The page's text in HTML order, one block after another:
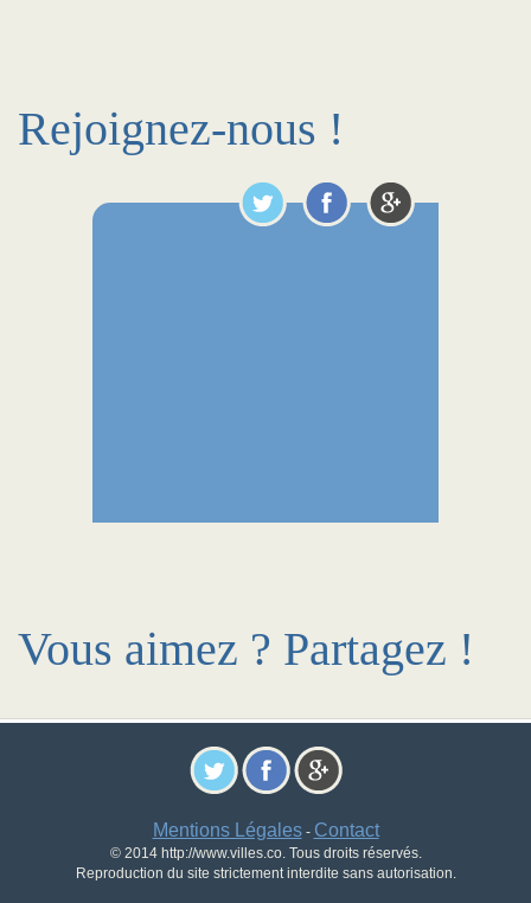
Rejoignez-nous !
Vous aimez ? Partagez !
Mentions Légales- Contact
© 2014 http://www.villes.co. Tous droits réservés.
Reproduction du site strictement interdite sans autorisation.